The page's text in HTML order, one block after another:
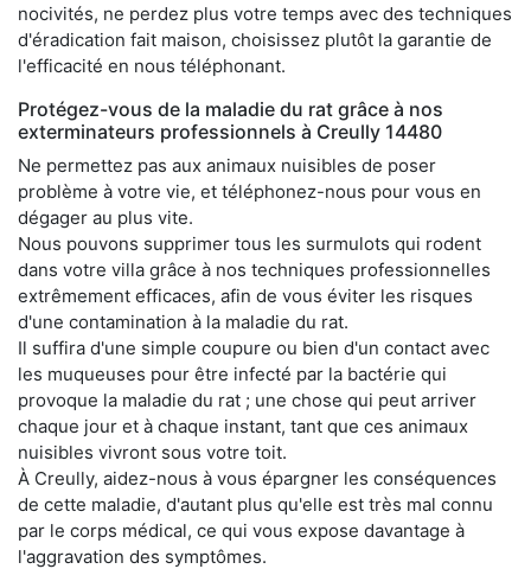
nocivités, ne perdez plus votre temps avec des techniques
d'éradication fait maison, choisissez plutôt la garantie de
l'efficacité en nous téléphonant.
Protégez-vous de la maladie du rat grâce à nos
exterminateurs professionnels à Creully 14480
Ne permettez pas aux animaux nuisibles de poser
problème à votre vie, et téléphonez-nous pour vous en
dégager au plus vite.
Nous pouvons supprimer tous les surmulots qui rodent
dans votre villa grâce à nos techniques professionnelles
extrêmement efficaces, afin de vous éviter les risques
d'une contamination à la maladie du rat.
Il suffira d'une simple coupure ou bien d'un contact avec
les muqueuses pour être infecté par la bactérie qui
provoque la maladie du rat ; une chose qui peut arriver
chaque jour et à chaque instant, tant que ces animaux
nuisibles vivront sous votre toit.
À Creully, aidez-nous à vous épargner les conséquences
de cette maladie, d'autant plus qu'elle est très mal connu
par le corps médical, ce qui vous expose davantage à
l'aggravation des symptômes.